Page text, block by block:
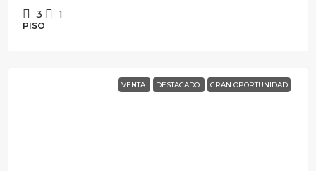
3 1
PISO
VENTA DESTACADO GRAN OPORTUNIDAD